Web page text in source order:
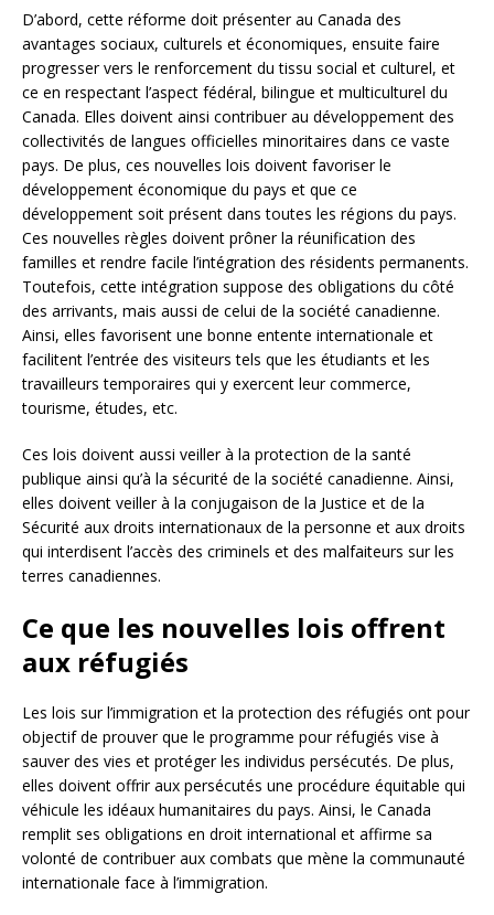
D’abord, cette réforme doit présenter au Canada des
avantages sociaux, culturels et économiques, ensuite faire
progresser vers le renforcement du tissu social et culturel, et
ce en respectant l’aspect fédéral, bilingue et multiculturel du
Canada. Elles doivent ainsi contribuer au développement des
collectivités de langues officielles minoritaires dans ce vaste
pays. De plus, ces nouvelles lois doivent favoriser le
développement économique du pays et que ce
développement soit présent dans toutes les régions du pays.
Ces nouvelles règles doivent prôner la réunification des
familles et rendre facile l’intégration des résidents permanents.
Toutefois, cette intégration suppose des obligations du côté
des arrivants, mais aussi de celui de la société canadienne.
Ainsi, elles favorisent une bonne entente internationale et
facilitent l’entrée des visiteurs tels que les étudiants et les
travailleurs temporaires qui y exercent leur commerce,
tourisme, études, etc.
Ces lois doivent aussi veiller à la protection de la santé
publique ainsi qu’à la sécurité de la société canadienne. Ainsi,
elles doivent veiller à la conjugaison de la Justice et de la
Sécurité aux droits internationaux de la personne et aux droits
qui interdisent l’accès des criminels et des malfaiteurs sur les
terres canadiennes.
Ce que les nouvelles lois offrent
aux réfugiés
Les lois sur l’immigration et la protection des réfugiés ont pour
objectif de prouver que le programme pour réfugiés vise à
sauver des vies et protéger les individus persécutés. De plus,
elles doivent offrir aux persécutés une procédure équitable qui
véhicule les idéaux humanitaires du pays. Ainsi, le Canada
remplit ses obligations en droit international et affirme sa
volonté de contribuer aux combats que mène la communauté
internationale face à l’immigration.